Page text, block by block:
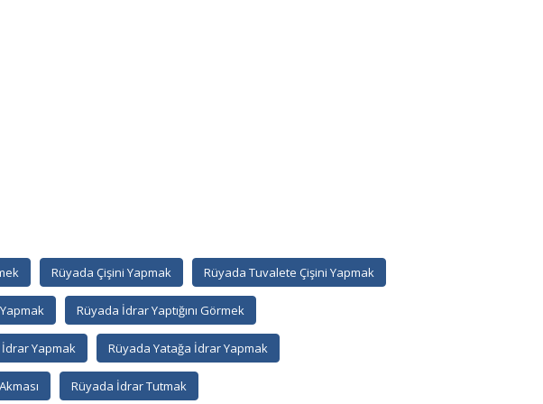
Rüyada Çişini Yapmak Rüyada Tuvalete Çişini Yapmak
Rüyada İdrar Yaptığını Görmek
Yapmak Rüyada Yatağa İdrar Yapmak
Rüyada İdrar Tutmak